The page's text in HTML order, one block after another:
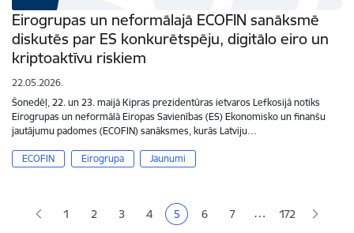
Eirogrupas un neformālajā ECOFIN sanāksmē
diskutēs par ES konkurētspēju, digitālo eiro un
kriptoaktīvu riskiem
22.05.2026.
Šonedēļ, 22. un 23. maijā Kipras prezidentūras ietvaros Lefkosijā notiks
Eirogrupas un neformālā Eiropas Savienības (ES) Ekonomisko un finanšu
jautājumu padomes (ECOFIN) sanāksmes, kurās Latviju…
ECOFIN Eirogrupa Jaunumi
1 Lapa
2 Lapa
3 Lapa
4 Pašreizējā lapa
5 Lapa
6 Lapa
7 … 172